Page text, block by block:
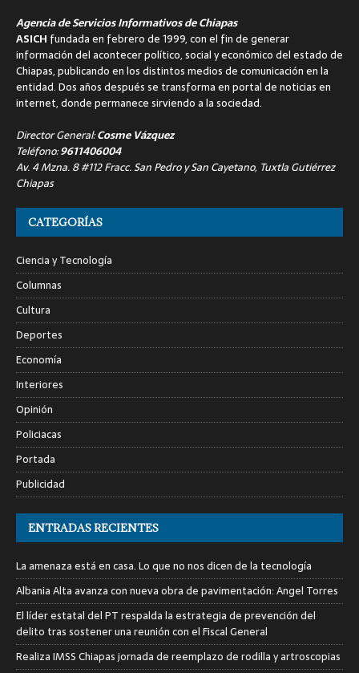
Agencia de Servicios Informativos de Chiapas
ASICH fundada en febrero de 1999, con el fin de generar
información del acontecer político, social y económico del estado de
Chiapas, publicando en los distintos medios de comunicación en la
entidad. Dos años después se transforma en portal de noticias en
internet, donde permanece sirviendo a la sociedad.
Director General:Cosme Vázquez
Teléfono:9611406004
Av. 4 Mzna. 8 #112 Fracc. San Pedro y San Cayetano, Tuxtla Gutiérrez
Chiapas
CATEGORÍAS
Ciencia y Tecnología
Columnas
Cultura
Deportes
Economía
Interiores
Opinión
Policiacas
Portada
Publicidad
ENTRADAS RECIENTES
La amenaza está en casa. Lo que no nos dicen de la tecnología
Albania Alta avanza con nueva obra de pavimentación: Angel Torres
El líder estatal del PT respalda la estrategia de prevención del
delito tras sostener una reunión con el Fiscal General
Realiza IMSS Chiapas jornada de reemplazo de rodilla y artroscopias